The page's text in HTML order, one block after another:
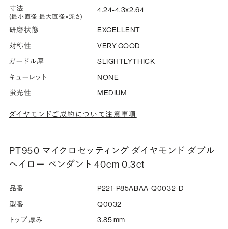
寸法
(最小直径-最大直径×深さ)
4.24-4.3x2.64
研磨状態
EXCELLENT
対称性
VERY GOOD
ガードル厚
SLIGHTLYTHICK
キューレット
NONE
蛍光性
MEDIUM
ダイヤモンドご成約について注意事項
PT950 マイクロセッティング ダイヤモンド ダブル
ヘイロー ペンダント 40cm 0.3ct
品番
P221-P85ABAA-Q0032-D
型番
Q0032
トップ厚み
3.85 mm